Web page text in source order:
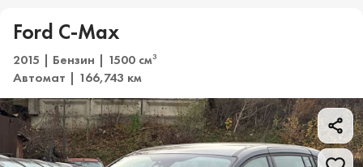
Ford C-Max
2015 | Бензин | 1500 см3
Автомат | 166,743 км